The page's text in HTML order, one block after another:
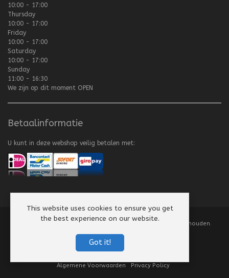
10:00 - 17:00
Thursday
10:00 - 17:00
Friday
10:00 - 17:00
Saturday
10:00 - 17:00
Sunday
11:00 - 16:30
We zijn op dit moment OPEN
Betaalinformatie
U kunt in deze webshop veilig betalen met:
2008-2026 Texel Vliegerhuis. Alle rechten voorbehouden.
Algemene Voorwaarden Privacy Policy
This website uses cookies to ensure you get
the best experience on our website.
Got it!